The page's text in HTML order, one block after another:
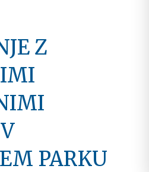
Z
PARKU